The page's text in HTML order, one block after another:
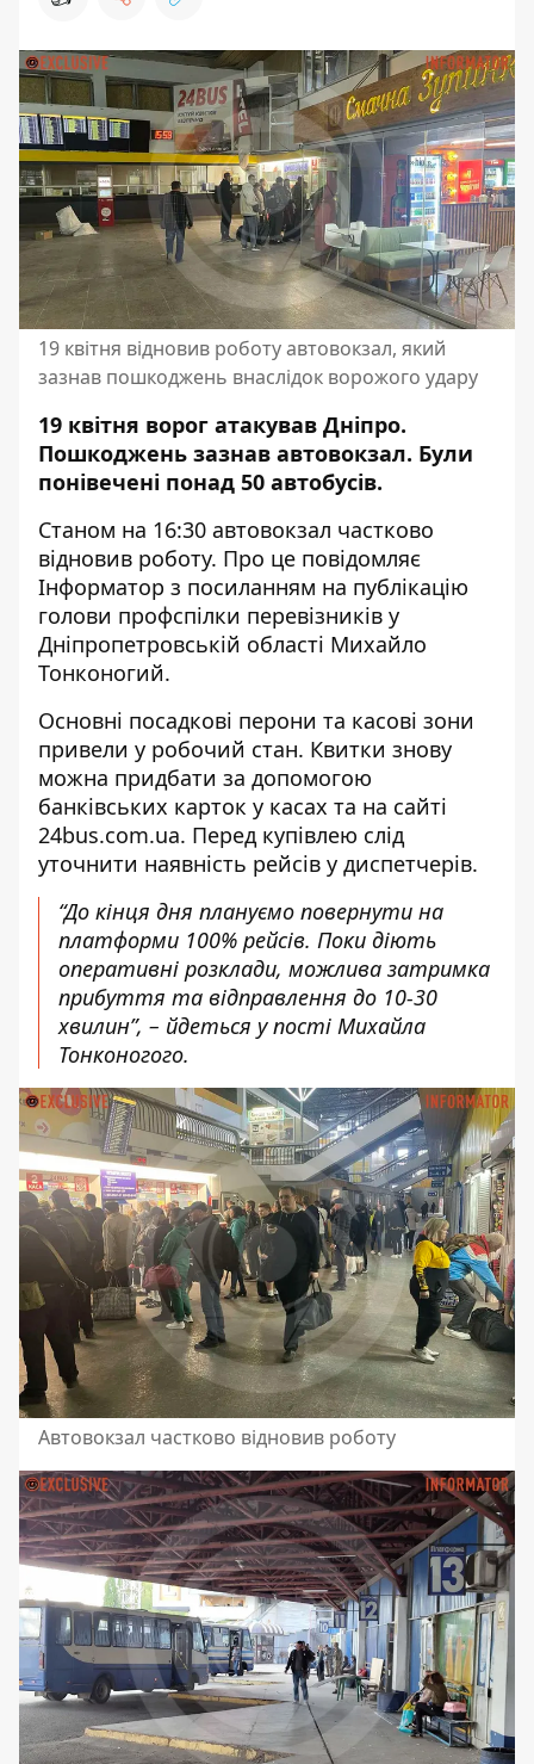
19 квітня відновив роботу автовокзал, який
зазнав пошкоджень внаслідок ворожого удару
19 квітня ворог атакував Дніпро.
Пошкоджень зазнав автовокзал. Були
понівечені понад 50 автобусів.
Станом на 16:30 автовокзал частково
відновив роботу. Про це повідомляє
Інформатор з посиланням на публікацію
голови профспілки перевізників у
Дніпропетровській області Михайло
Тонконогий.
Основні посадкові перони та касові зони
привели у робочий стан. Квитки знову
можна придбати за допомогою
банківських карток у касах та на сайті
24bus.com.ua. Перед купівлею слід
уточнити наявність рейсів у диспетчерів.
“До кінця дня плануємо повернути на
платформи 100% рейсів. Поки діють
оперативні розклади, можлива затримка
прибуття та відправлення до 10-30
хвилин”, – йдеться у пості Михайла
Тонконогого.
Автовокзал частково відновив роботу